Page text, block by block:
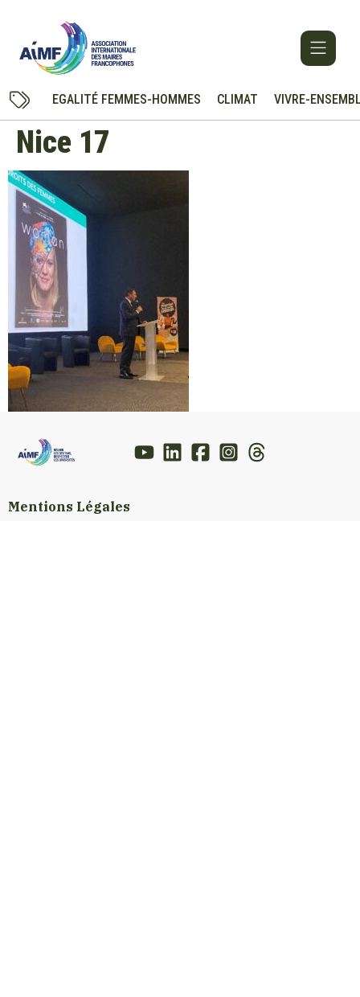
EGALITÉ FEMMES-HOMMES CLIMAT VIVRE-
Nice 17
Mentions Légales